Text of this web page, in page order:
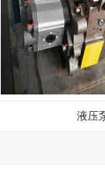
液压